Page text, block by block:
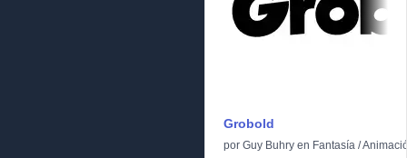
Grobold
por Guy Buhry en Fantasía /